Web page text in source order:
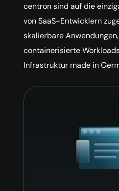
centron sind auf die
von SaaS-Entwicklern
skalierbare
containerisierte
Infrastruktur made in